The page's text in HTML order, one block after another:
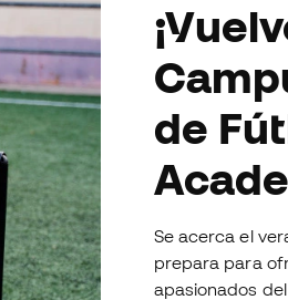
¡Vuelven los
de
Se acerca el
prepara para
apasionados